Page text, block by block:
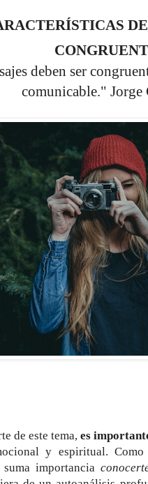
deben ser
comunicable." Jorge
de este tema, es
y espiritual.
importancia